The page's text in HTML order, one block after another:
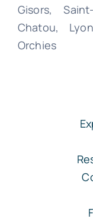
Gisors,
Chatou,
Orchies